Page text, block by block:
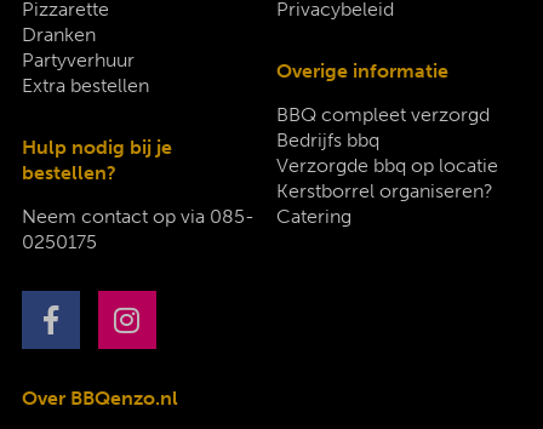
Pizzarette
Dranken
Partyverhuur
Extra bestellen
Hulp nodig bij je
bestellen?
Neem contact op via 085-
0250175
Privacybeleid
Overige informatie
BBQ compleet verzorgd
Bedrijfs bbq
Verzorgde bbq op locatie
Kerstborrel organiseren?
Catering
Over BBQenzo.nl